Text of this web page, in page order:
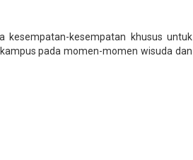
kesempatan khusus untuk
pada momen-momen wisuda dan